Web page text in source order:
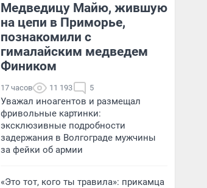
Медведицу Майю, жившую
на цепи в Приморье,
познакомили с
гималайским медведем
Фиником
17 часов 11 193 5
Уважал иноагентов и размещал
фривольные картинки:
эксклюзивные подробности
задержания в Волгограде мужчины
за фейки об армии
«Это тот, кого ты травила»: прикамца